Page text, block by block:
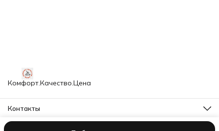
Комфорт.Качество.Цена
Контакты
Адрес